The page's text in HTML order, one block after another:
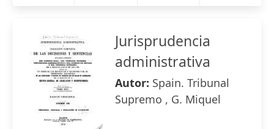
Jurisprudencia
administrativa
Autor: Spain. Tribunal
Supremo , G. Miquel